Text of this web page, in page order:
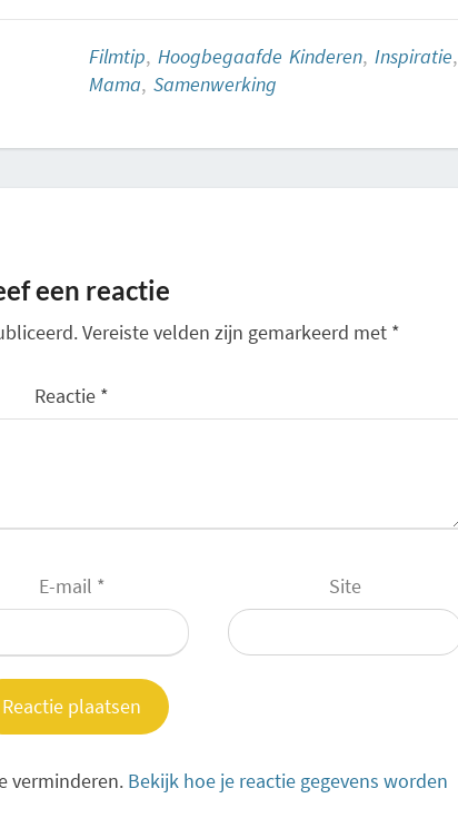
Filmtip, Hoogbegaafde Kinderen, Inspiratie,
Mama, Samenwerking
een reactie
Vereiste velden zijn gemarkeerd met *
Reactie *
E-mail * Site
verminderen. Bekijk hoe je reactie gegevens worden